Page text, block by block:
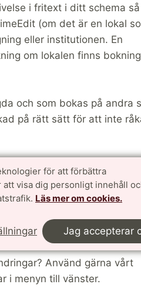
för att förbättra
visa dig personligt innehåll
Läs mer om cookies.
Jag accepterar
i fritext i ditt schema så
(om det är en lokal
eller institutionen. En
om lokalen finns
och som bokas på andra
på rätt sätt för att inte
schemaposterna (ej
Använd gärna vårt
i menyn till vänster.